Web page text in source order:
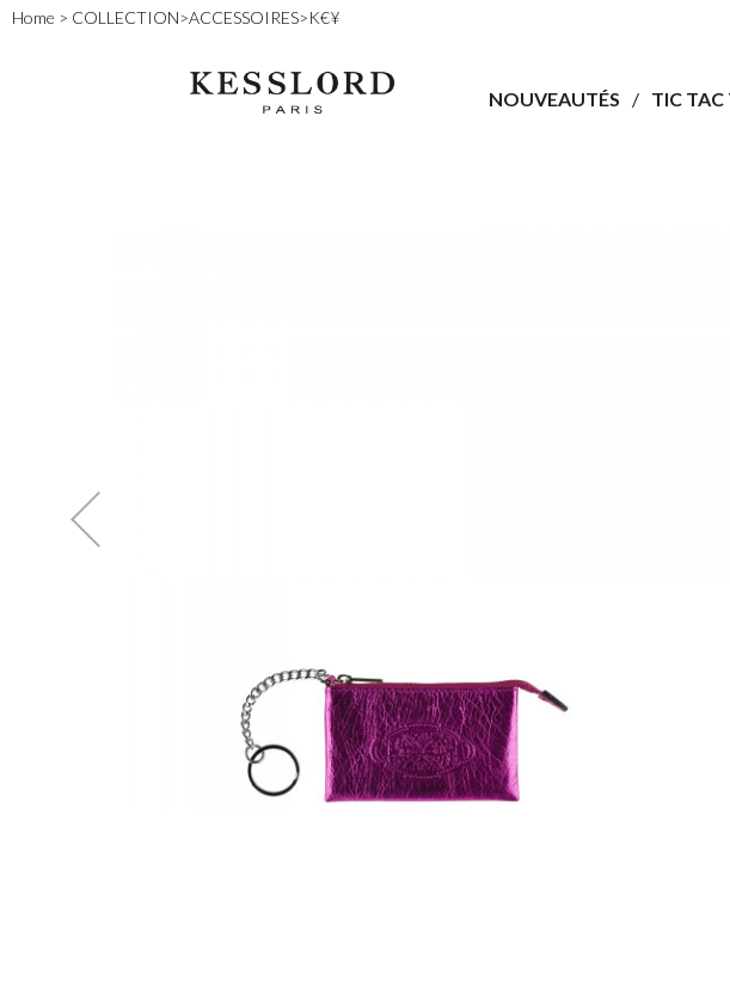
Home > COLLECTION>ACCESSOIRES>K€¥
NOUVEAUTÉS TIC TAC